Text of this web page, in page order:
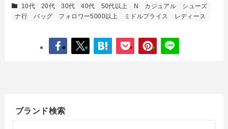
10代
20代 30代 40代 50代以上 N カジュアル
シューズ
ナ行
バッグ フォロワー5000以上 ミドルプライス レディース
ブランド検索